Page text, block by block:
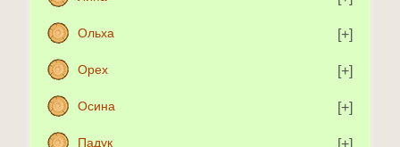
Ольха
Орех
Осина
Падук